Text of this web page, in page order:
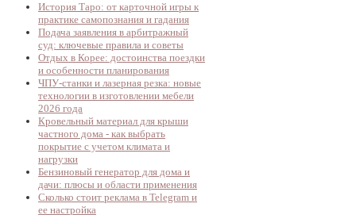
История Таро: от карточной игры к
практике самопознания и гадания
Подача заявления в арбитражный
суд: ключевые правила и советы
Отдых в Корее: достоинства поездки
и особенности планирования
ЧПУ-станки и лазерная резка: новые
технологии в изготовлении мебели
2026 года
Кровельный материал для крыши
частного дома - как выбрать
покрытие с учетом климата и
нагрузки
Бензиновый генератор для дома и
дачи: плюсы и области применения
Сколько стоит реклама в Telegram и
ее настройка